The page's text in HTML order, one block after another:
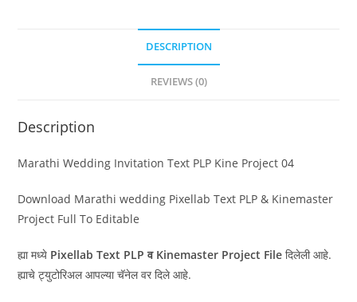
DESCRIPTION
REVIEWS (0)
Description
Marathi Wedding Invitation Text PLP Kine Project 04
Download Marathi wedding Pixellab Text PLP & Kinemaster
Project Full To Editable
ह्या मध्ये Pixellab Text PLP व Kinemaster Project File दिलेली आहे.
ह्याचे ट्युटोरिअल आपल्या चॅनेल वर दिले आहे.